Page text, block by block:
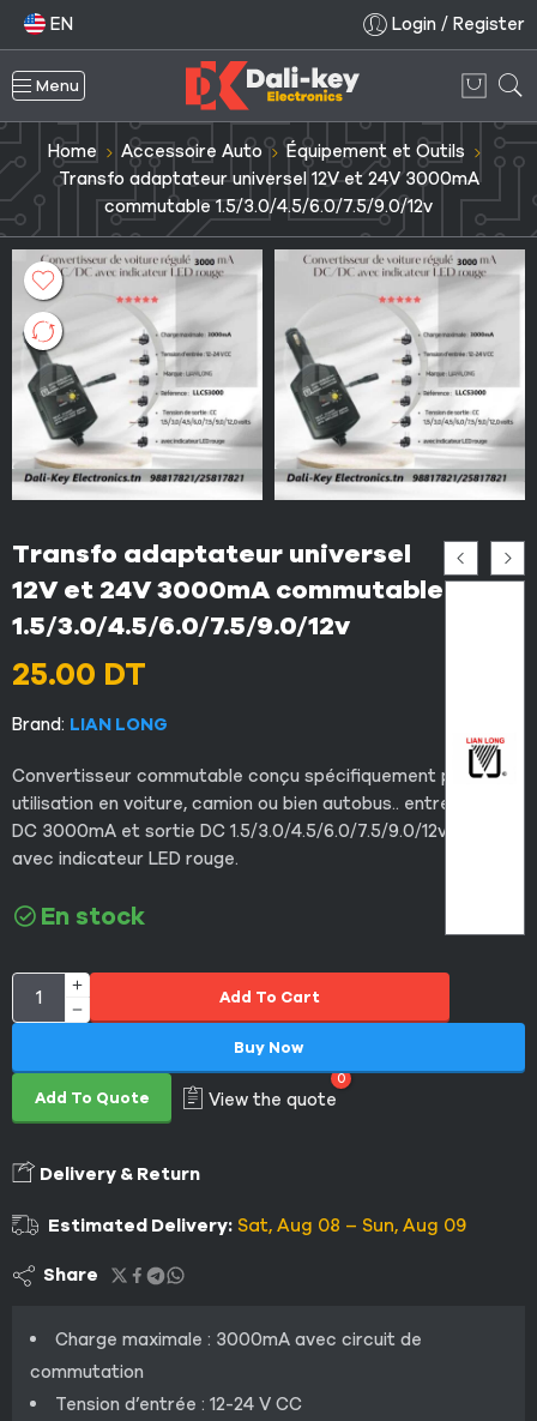
EN Login / Register
Menu
Home Accessoire Auto
Équipement et Outils
Transfo adaptateur universel 12V et 24V 3000mA
commutable 1.5/3.0/4.5/6.0/7.5/9.0/12v
Transfo adaptateur universel
12V et 24V 3000mA commutable
1.5/3.0/4.5/6.0/7.5/9.0/12v
25.00 DT
Brand: LIAN LONG
Convertisseur commutable conçu spécifiquement pour une
utilisation en voiture, camion ou bien autobus.. entré 12-24V
DC 3000mA et sortie DC 1.5/3.0/4.5/6.0/7.5/9.0/12v DC/DC
avec indicateur LED rouge.
En stock
Add To Cart
Add To Quote View the quote
0
Buy Now
Delivery & Return
Estimated Delivery: Sat, Aug 08 – Sun, Aug 09
Share
Charge maximale : 3000mA avec circuit de
commutation
Tension d’entrée : 12-24 V CC